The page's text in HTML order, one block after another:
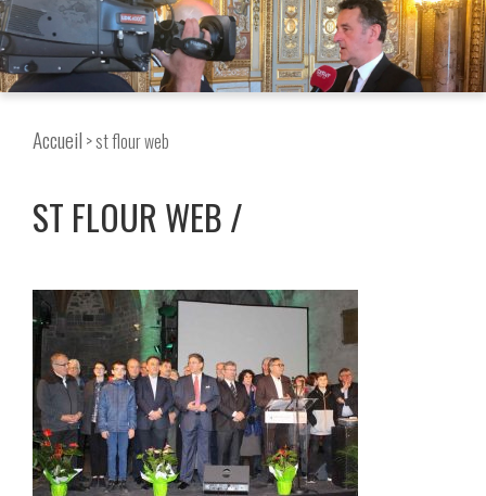
COMPRENDRE LE SÉNAT
Accueil > st flour web
ST FLOUR WEB